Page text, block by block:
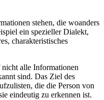
stehen, die woanders
ein spezieller Dialekt,
charakteristisches
alle Informationen
sind. Das Ziel des
die die Person von
eindeutig zu erkennen ist.